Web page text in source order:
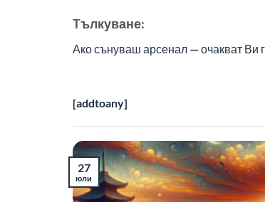
Tълкуване:
Ако сънуваш арсенал — очакват Ви
[addtoany]
27
юли